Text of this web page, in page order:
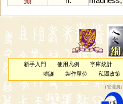
新手入門 使用凡例 字庫統計
鳴謝
製作單位 私隱政策
（管理員 ）